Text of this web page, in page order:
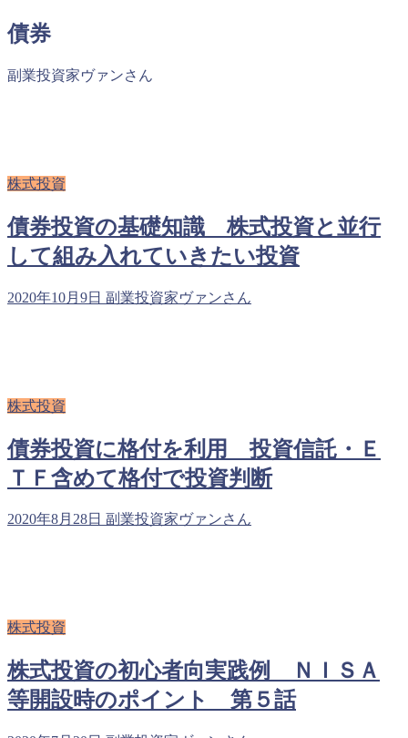
債券
副業投資家ヴァンさん
株式投資
債券投資の基礎知識 株式投資と並行
して組み入れていきたい投資
2020年10月9日 副業投資家ヴァンさん
株式投資
債券投資に格付を利用 投資信託・Ｅ
ＴＦ含めて格付で投資判断
2020年8月28日 副業投資家ヴァンさん
株式投資
株式投資の初心者向実践例 ＮＩＳＡ
等開設時のポイント 第５話